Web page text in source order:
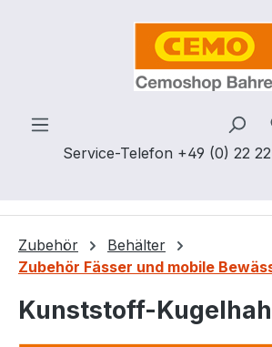
Zum Hauptinhalt springen
Service-Telefon +49 (0) 22
Zubehör
Behälter
Zubehör Fässer und mobile
Kunststoff-